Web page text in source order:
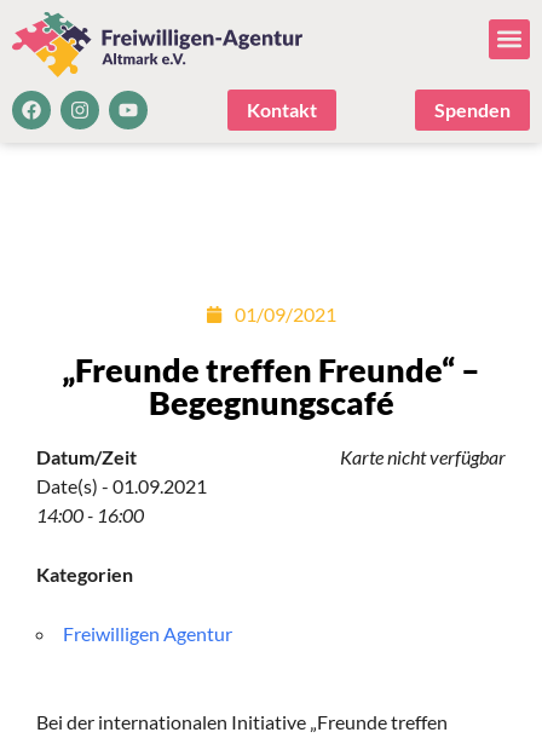
Kontakt Spenden
01/09/2021
„Freunde treffen Freunde“ –
Begegnungscafé
Karte nicht verfügbar
Datum/Zeit
Date(s) - 01.09.2021
14:00 - 16:00
Kategorien
Freiwilligen Agentur
Bei der internationalen Initiative „Freunde treffen